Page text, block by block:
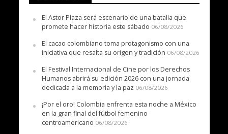
El Astor Plaza será escenario de una batalla que
promete hacer historia este sábado 06/08/2026
El cacao colombiano toma protagonismo con una
iniciativa que resalta su origen y tradición 06/08/2026
El Festival Internacional de Cine por los Derechos
Humanos abrirá su edición 2026 con una jornada
dedicada a la memoria y la paz 06/08/2026
¡Por el oro! Colombia enfrenta esta noche a México
en la gran final del fútbol femenino
centroamericano 06/08/2026